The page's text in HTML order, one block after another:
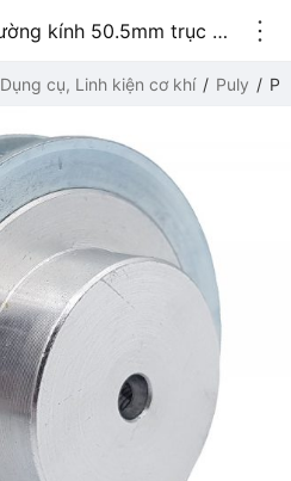
Puly GT2 80 răng đường kính 50.5mm trục 5mm
Dụng cụ, Linh kiện cơ khí Puly